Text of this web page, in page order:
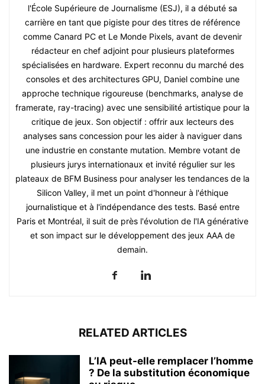
l'École Supérieure de Journalisme (ESJ), il a débuté sa
carrière en tant que pigiste pour des titres de référence
comme Canard PC et Le Monde Pixels, avant de devenir
rédacteur en chef adjoint pour plusieurs plateformes
spécialisées en hardware. Expert reconnu du marché des
consoles et des architectures GPU, Daniel combine une
approche technique rigoureuse (benchmarks, analyse de
framerate, ray-tracing) avec une sensibilité artistique pour la
critique de jeux. Son objectif : offrir aux lecteurs des
analyses sans concession pour les aider à naviguer dans
une industrie en constante mutation. Membre votant de
plusieurs jurys internationaux et invité régulier sur les
plateaux de BFM Business pour analyser les tendances de la
Silicon Valley, il met un point d'honneur à l'éthique
journalistique et à l'indépendance des tests. Basé entre
Paris et Montréal, il suit de près l'évolution de l'IA générative
et son impact sur le développement des jeux AAA de
demain.
RELATED ARTICLES
L’IA peut-elle remplacer l’homme
? De la substitution économique